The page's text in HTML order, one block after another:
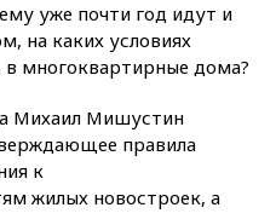
уже почти год идут и
на каких условиях
многоквартирные дома?
Михаил Мишустин
правила
к
жилых новостроек, а